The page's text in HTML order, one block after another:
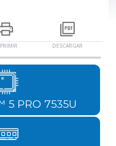
DESCARGAR
5 PRO 7535U